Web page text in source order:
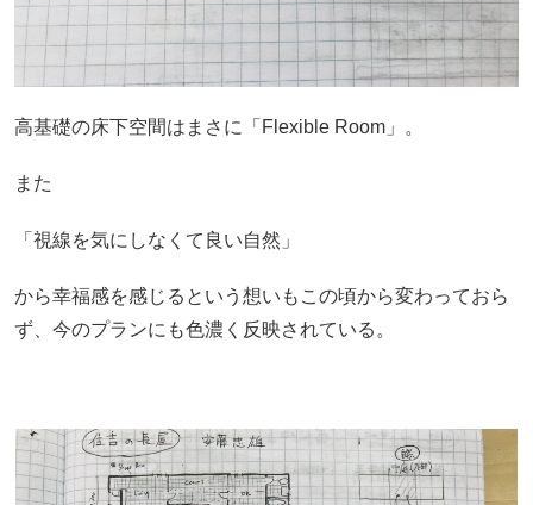
高基礎の床下空間はまさに「Flexible Room」。
また
「視線を気にしなくて良い自然」
から幸福感を感じるという想いもこの頃から変わっておら
ず、今のプランにも色濃く反映されている。